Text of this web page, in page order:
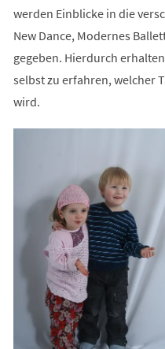
werden Einblicke in die
New Dance, Modernes
gegeben. Hierdurch
selbst zu erfahren, welcher
wird.